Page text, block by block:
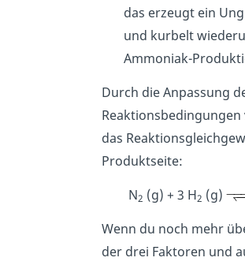
das erzeugt ein
und kurbelt
Ammoniak-
Durch die Anpassung
Reaktionsbedingungen
das
Produktseite:
N2 (g) + 3 H2 (g)
Wenn du noch mehr
der drei Faktoren und